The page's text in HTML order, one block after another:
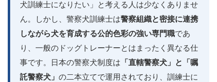
犬訓練士になりたい」と考える人は少なくありませ
ん。しかし、警察犬訓練士は警察組織と密接に連携
しながら犬を育成する公的色彩の強い専門職であ
り、一般のドッグトレーナーとはまったく異なる仕
事です。日本の警察犬制度は 「直轄警察犬」と「嘱
託警察犬」 の二本立てで運用されており、訓練士に